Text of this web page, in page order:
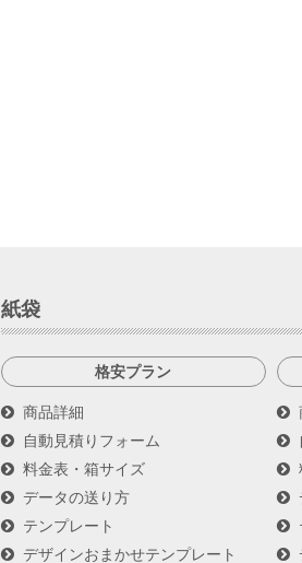
紙袋
格安プラン
商品詳細
自動見積りフォーム
料金表・箱サイズ
データの送り方
テンプレート
デザインおまかせテンプレート